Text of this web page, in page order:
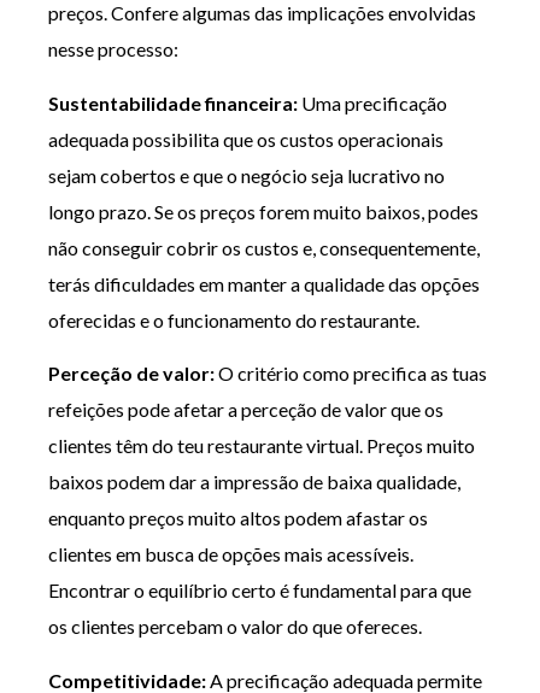
preços. Confere algumas das implicações envolvidas
nesse processo:
Sustentabilidade financeira: Uma precificação
adequada possibilita que os custos operacionais
sejam cobertos e que o negócio seja lucrativo no
longo prazo. Se os preços forem muito baixos, podes
não conseguir cobrir os custos e, consequentemente,
terás dificuldades em manter a qualidade das opções
oferecidas e o funcionamento do restaurante.
Perceção de valor:O critério como precifica as tuas
refeições pode afetar a perceção de valor que os
clientes têm do teu restaurante virtual. Preços muito
baixos podem dar a impressão de baixa qualidade,
enquanto preços muito altos podem afastar os
clientes em busca de opções mais acessíveis.
Encontrar o equilíbrio certo é fundamental para que
os clientes percebam o valor do que ofereces.
Competitividade: A precificação adequada permite